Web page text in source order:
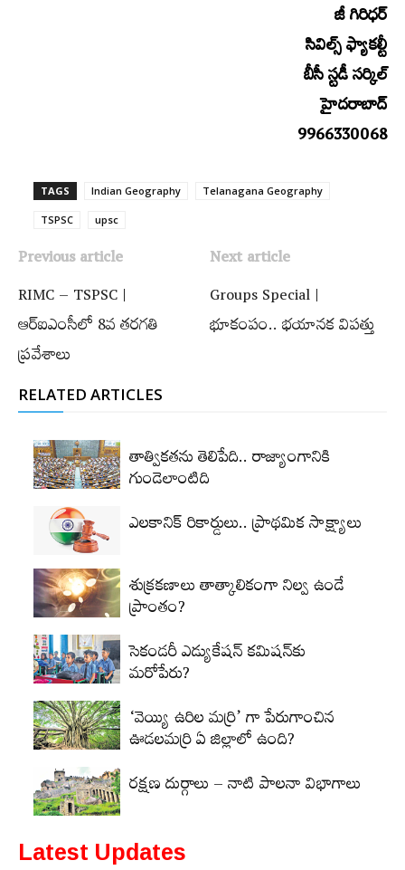
జీ గిరిధర్
సివిల్స్ ఫ్యాకల్టీ
బీసీ స్టడీ సర్కిల్
హైదరాబాద్
9966330068
TAGS Indian Geography Telanagana Geography
TSPSC upsc
Previous article
RIMC – TSPSC |
ఆర్‌ఐఎంసీలో 8వ తరగతి
ప్రవేశాలు
Next article
Groups Special |
భూకంపం.. భయానక విపత్తు
RELATED ARTICLES
తాత్వికతను తెలిపేది.. రాజ్యాంగానికి
గుండెలాంటిది
ఎలకానిక్‌ రికార్డులు.. ప్రాథమిక సాక్ష్యాలు
శుక్రకణాలు తాత్కాలికంగా నిల్వ ఉండే
ప్రాంతం?
సెకండరీ ఎడ్యుకేషన్‌ కమిషన్‌కు
మరోపేరు?
‘వెయ్యి ఉరిల మర్రి’ గా పేరుగాంచిన
ఊడలమర్రి ఏ జిల్లాలో ఉంది?
రక్షణ దుర్గాలు – నాటి పాలనా విభాగాలు
Latest Updates